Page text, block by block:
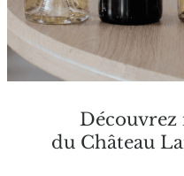
du Château